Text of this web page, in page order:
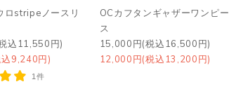
ロstripeノースリ
込11,550円)
9,240円)
1件
OCカフタンギャザーワンピー
ス
15,000円(税込16,500円)
12,000円(税込13,200円)